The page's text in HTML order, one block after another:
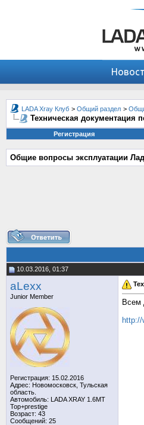
LADA Xray Клуб > Общий раздел >
Техническая документация
Регистрация
Общие вопросы эксплуатации
10.03.2016, 01:37
aLexх
Junior Member
Регистрация: 15.02.2016
Адрес: Новомосковск, Тульская
область.
Автомобиль: LADA XRAY 1.6MT
Top+prestige
Возраст: 43
Сообщений: 25
Всем
http://